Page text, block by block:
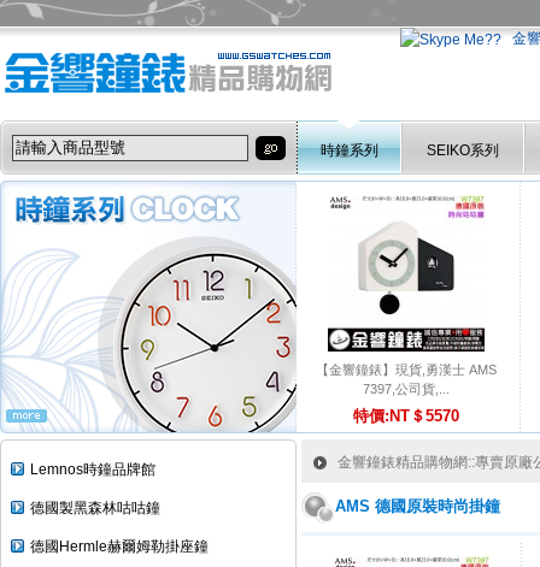
金
時鐘系列 SEIKO系列
【金響鐘錶】現貨,勇漢士 AMS
7397,公司貨,...
特價:NT＄5570
Lemnos時鐘品牌館
德國製黑森林咕咕鐘
德國Hermle赫爾姆勒掛座鐘
金響鐘錶精品購物網::專賣原廠
AMS 德國原裝時尚掛鐘